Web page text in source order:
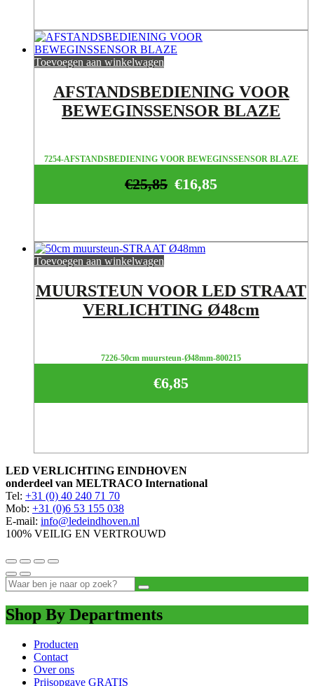
Toevoegen aan winkelwagen
AFSTANDSBEDIENING VOOR
BEWEGINSSENSOR BLAZE
7254-AFSTANDSBEDIENING VOOR BEWEGINSSENSOR BLAZE
€16,85
€25,85
Toevoegen aan winkelwagen
MUURSTEUN VOOR LED STRAAT
VERLICHTING Ø48cm
7226-50cm muursteun-Ø48mm-800215
€6,85
LED VERLICHTING EINDHOVEN
onderdeel van MELTRACO International
Tel: +31 (0) 40 240 71 70
Mob: +31 (0)6 53 155 038
E-mail: info@ledeindhoven.nl
100% VEILIG EN VERTROUWD
Shop By Departments
Producten
Contact
Over ons
Prijsopgave GRATIS